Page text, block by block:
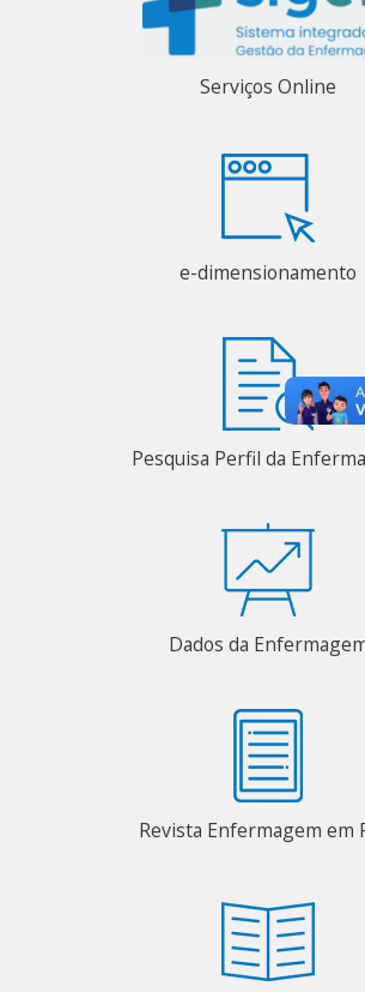
Serviços Online
e-dimensionamento
Pesquisa Perfil da
Dados da
Revista Enfermagem em